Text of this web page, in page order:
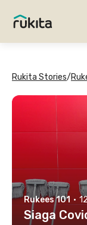
Rukita Stories/
Rukees 101 ·
Siaga